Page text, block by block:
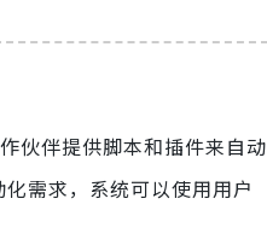
伙伴提供脚本和插件来自动
需求，系统可以使用用户